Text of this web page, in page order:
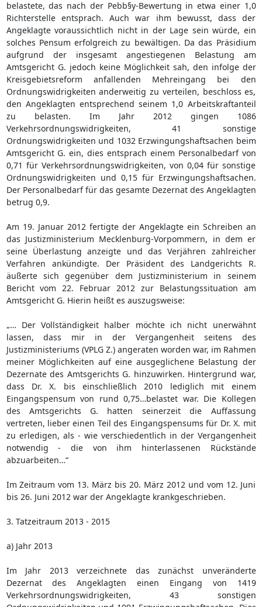
belastete, das nach der Pebb§y-Bewertung in etwa einer 1,0
Richterstelle entsprach. Auch war ihm bewusst, dass der
Angeklagte voraussichtlich nicht in der Lage sein würde, ein
solches Pensum erfolgreich zu bewältigen. Da das Präsidium
aufgrund der insgesamt angestiegenen Belastung am
Amtsgericht G. jedoch keine Möglichkeit sah, den infolge der
Kreisgebietsreform anfallenden Mehreingang bei den
Ordnungswidrigkeiten anderweitig zu verteilen, beschloss es,
den Angeklagten entsprechend seinem 1,0 Arbeitskraftanteil
zu belasten. Im Jahr 2012 gingen 1086
Verkehrsordnungswidrigkeiten, 41 sonstige
Ordnungswidrigkeiten und 1032 Erzwingungshaftsachen beim
Amtsgericht G. ein, dies entsprach einem Personalbedarf von
0,71 für Verkehrsordnungswidrigkeiten, von 0,04 für sonstige
Ordnungswidrigkeiten und 0,15 für Erzwingungshaftsachen.
Der Personalbedarf für das gesamte Dezernat des Angeklagten
betrug 0,9.
Am 19. Januar 2012 fertigte der Angeklagte ein Schreiben an
das Justizministerium Mecklenburg-Vorpommern, in dem er
seine Überlastung anzeigte und das Verjähren zahlreicher
Verfahren ankündigte. Der Präsident des Landgerichts R.
äußerte sich gegenüber dem Justizministerium in seinem
Bericht vom 22. Februar 2012 zur Belastungssituation am
Amtsgericht G. Hierin heißt es auszugsweise:
„… Der Vollständigkeit halber möchte ich nicht unerwähnt
lassen, dass mir in der Vergangenheit seitens des
Justizministeriums (VPLG Z.) angeraten worden war, im Rahmen
meiner Möglichkeiten auf eine ausgeglichene Belastung der
Dezernate des Amtsgerichts G. hinzuwirken. Hintergrund war,
dass Dr. X. bis einschließlich 2010 lediglich mit einem
Eingangspensum von rund 0,75…belastet war. Die Kollegen
des Amtsgerichts G. hatten seinerzeit die Auffassung
vertreten, lieber einen Teil des Eingangspensums für Dr. X. mit
zu erledigen, als - wie verschiedentlich in der Vergangenheit
notwendig - die von ihm hinterlassenen Rückstände
abzuarbeiten…“
Im Zeitraum vom 13. März bis 20. März 2012 und vom 12. Juni
bis 26. Juni 2012 war der Angeklagte krankgeschrieben.
3. Tatzeitraum 2013 - 2015
a) Jahr 2013
Im Jahr 2013 verzeichnete das zunächst unveränderte
Dezernat des Angeklagten einen Eingang von 1419
Verkehrsordnungswidrigkeiten, 43 sonstigen